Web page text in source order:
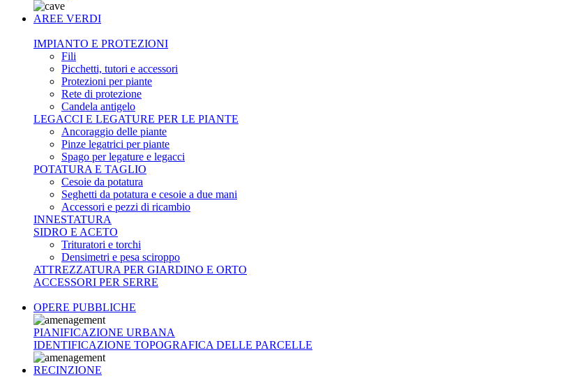
AREE VERDI
IMPIANTO E PROTEZIONI
Fili
Picchetti, tutori e accessori
Protezioni per piante
Rete di protezione
Candela antigelo
LEGACCI E LEGATURE PER LE PIANTE
Ancoraggio delle piante
Pinze legatrici per piante
Spago per legature e legacci
POTATURA E TAGLIO
Cesoie da potatura
Seghetti da potatura e cesoie a due mani
Accessori e pezzi di ricambio
INNESTATURA
SIDRO E ACETO
Trituratori e torchi
Densimetri e pesa sciroppo
ATTREZZATURA PER GIARDINO E ORTO
ACCESSORI PER SERRE
OPERE PUBBLICHE
PIANIFICAZIONE URBANA
IDENTIFICAZIONE TOPOGRAFICA DELLE PARCELLE
RECINZIONE